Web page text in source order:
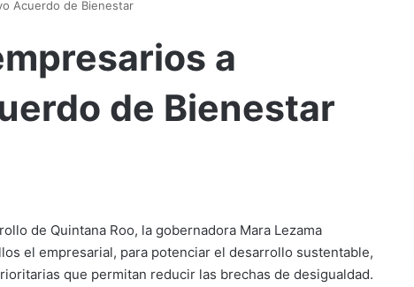
Acuerdo de Bienestar
a
de Bienestar
de Quintana Roo, la gobernadora Mara Lezama
el empresarial, para potenciar el desarrollo sustentable,
que permitan reducir las brechas de desigualdad.